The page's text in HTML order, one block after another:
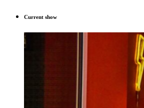
Current show